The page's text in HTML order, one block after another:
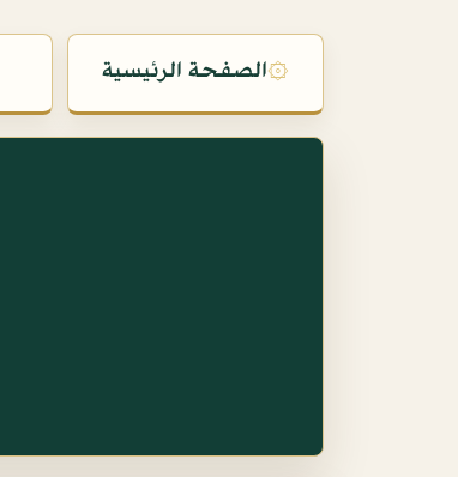
۞الصفحة الرئيسية